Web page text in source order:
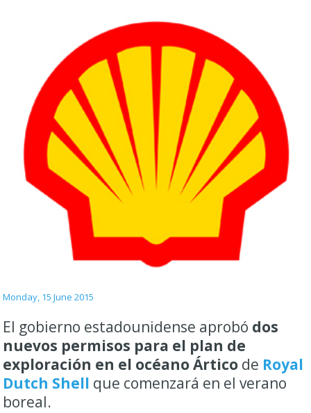
Monday, 15 June 2015
El gobierno estadounidense aprobó dos
nuevos permisos para el plan de
exploración en el océano Ártico de Royal
Dutch Shell que comenzará en el verano
boreal.